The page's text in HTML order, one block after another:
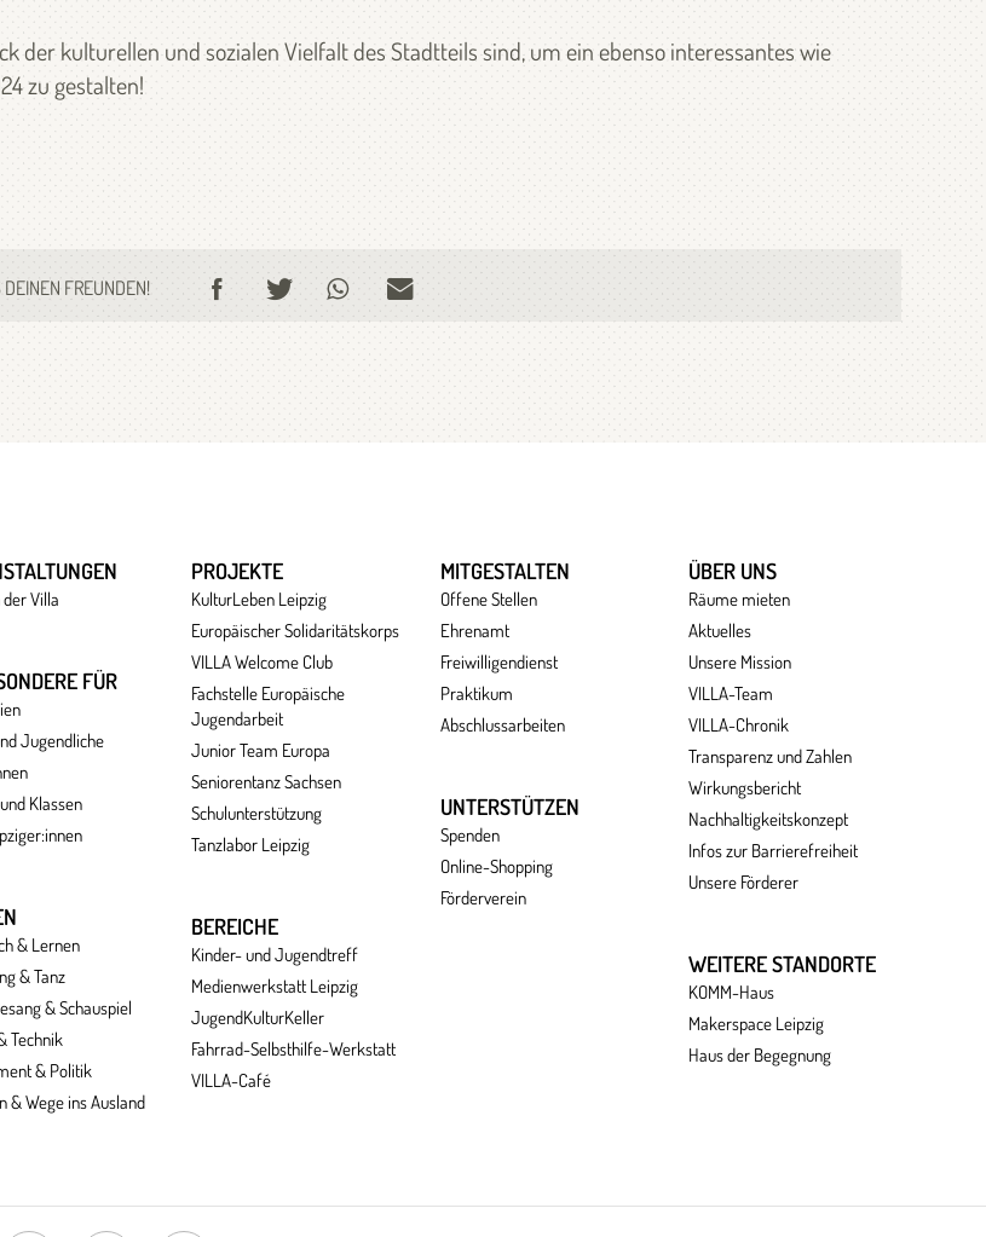
der kulturellen und sozialen Vielfalt des Stadtteils sind, um ein ebenso interessantes wie
zu gestalten!
DEINEN FREUNDEN!
Villa
FÜR
Jugendliche
Klassen
& Lernen
& Tanz
& Schauspiel
Technik
& Politik
& Wege ins Ausland
PROJEKTE
KulturLeben Leipzig
Europäischer Solidaritätskorps
VILLA Welcome Club
Fachstelle Europäische
Jugendarbeit
Junior Team Europa
Seniorentanz Sachsen
Schulunterstützung
Tanzlabor Leipzig
BEREICHE
Kinder- und Jugendtreff
Medienwerkstatt Leipzig
JugendKulturKeller
Fahrrad-Selbsthilfe-Werkstatt
VILLA-Café
MITGESTALTEN
Offene Stellen
Ehrenamt
Freiwilligendienst
Praktikum
Abschlussarbeiten
UNTERSTÜTZEN
Spenden
Online-Shopping
Förderverein
ÜBER UNS
Räume mieten
Aktuelles
Unsere Mission
VILLA-Team
VILLA-Chronik
Transparenz und Zahlen
Wirkungsbericht
Nachhaltigkeitskonzept
Infos zur Barrierefreiheit
Unsere Förderer
WEITERE STANDORTE
KOMM-Haus
Makerspace Leipzig
Haus der Begegnung